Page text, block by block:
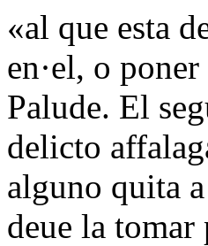
«al que esta
en·el, o
Palude. El
delicto
alguno quita
deue la